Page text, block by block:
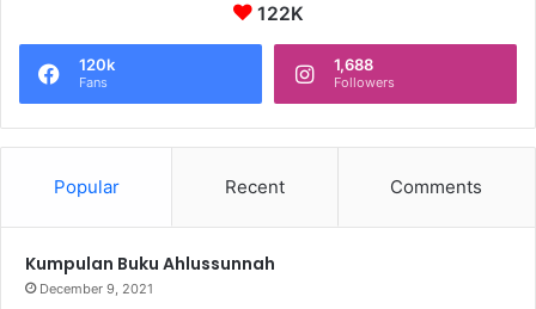
122K
120k
Fans
1,688
Followers
Popular Recent Comments
Kumpulan Buku Ahlussunnah
December 9, 2021